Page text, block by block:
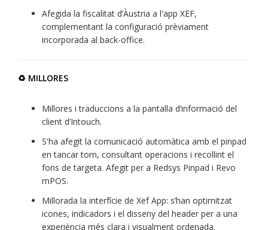
Afegida la fiscalitat d’Àustria a l'app XEF,
complementant la configuració prèviament
incorporada al back-office.
♻️ MILLORES
Millores i traduccions a la pantalla d’informació del
client d’Intouch.
S'ha afegit la comunicació automàtica amb el pinpad
en tancar torn, consultant operacions i recollint el
fons de targeta. Afegit per a Redsys Pinpad i Revo
mPOS.
Millorada la interfície de Xef App: s’han optimitzat
icones, indicadors i el disseny del header per a una
experiència més clara i visualment ordenada.